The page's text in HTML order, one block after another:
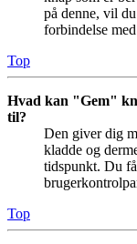
på denne, vil
forbindelse
Top
Hvad kan "Gem"
til?
Den giver dig
kladde og
tidspunkt. Du
Top